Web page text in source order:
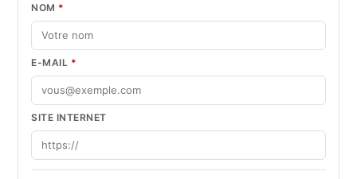
NOM *
E-MAIL *
SITE INTERNET